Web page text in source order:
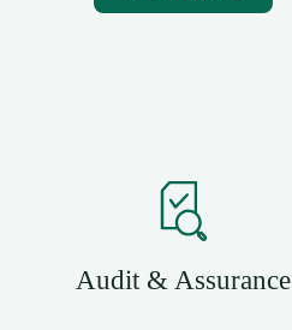
Audit & Assurance